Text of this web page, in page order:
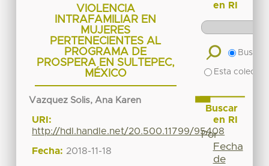
VIOLENCIA
INTRAFAMILIAR EN
MUJERES
PERTENECIENTES AL
PROGRAMA DE
PROSPERA EN SULTEPEC,
MÉXICO
Vazquez Solis, Ana Karen
URI:
http://hdl.handle.net/20.500.11799/95408
Fecha: 2018-11-18
en RI
Buscar
Esta
Buscar
en RI
Por
Fecha
de